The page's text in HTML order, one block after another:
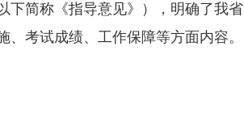
简称《指导意见》），明确了我省
考试成绩、工作保障等方面内容。